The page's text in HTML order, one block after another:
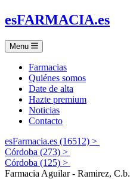
esFARMACIA.es
Menu
Farmacias
Quiénes somos
Date de alta
Hazte premium
Noticias
Contacto
esFarmacia.es (16512) >
Córdoba (273) >
Córdoba (125) >
Farmacia Aguilar - Ramirez, C.b.